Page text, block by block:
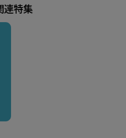
アジャストボタンあり）
（ホームベース型）
ツあり
連特集